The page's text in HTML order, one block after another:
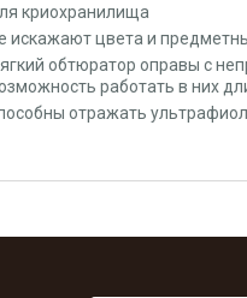
криoхранилища
искажают цвета и
обтюратор оправы с
работать в них
отражать